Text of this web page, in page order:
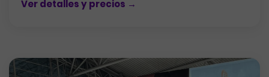
Ver detalles y precios →